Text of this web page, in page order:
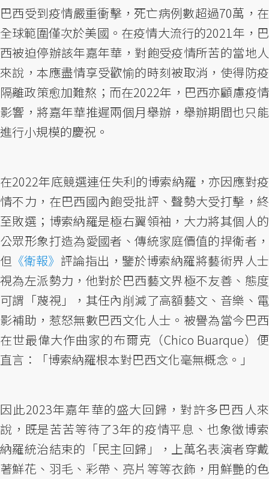
巴西受到疫情嚴重衝擊，死亡病例數超過70萬，在
全球範圍僅次於美國。在疫情大流行的2021年，巴
西被迫停辦該年嘉年華，對飽受疫情所苦的當地人
來說，本應盡情享受歡愉的時刻被取消，使得防疫
隔離政策愈加難熬；而在2022年，巴西亦顧慮疫情
影響，將嘉年華推遲兩個月舉辦，舉辦期間也只能
進行小規模的慶祝。
在2022年底競選連任失利的博索納羅，亦因應對疫
情不力，在巴西國內飽受批評、聲勢大受打擊，終
至敗選；博索納羅是極右翼領袖，大力將其個人的
公眾形象打造為愛國者、傳統家庭價值的捍衛者，
但 《衛報》 評論指出，鑒於博索納羅將藝術界人士
視為左派勢力，他對於巴西藝文界極不友善、態度
可謂「蔑視」，其任內削減了高額藝文、音樂、電
影補助，惹怒無數巴西文化人士。被譽為當今巴西
在世最偉大作曲家的布爾克（Chico Buarque）便
直言：「博索納羅根本對巴西文化毫無概念。」
因此2023年嘉年華的盛大回歸，對許多巴西人來
說，既是苦苦等待了3年的疫情平息、也象徵博索
納羅統治結束的「民主回歸」，上萬名表演者穿戴
著鮮花、羽毛、彩帶、亮片等等衣飾，用鮮艷的色